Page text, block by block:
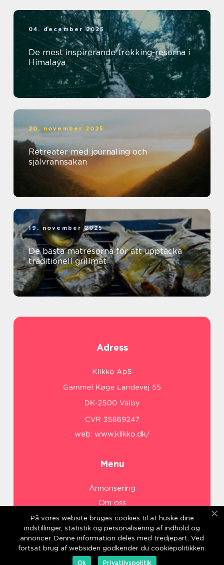
04. december 2025
De mest inspirerande trekking-resorna i
Himalaya
20. november 2025
Retreater med journaling och
självrannsakan
19. november 2025
De bästa matresorna för att upptäcka
traditionell grillmat
Adress
web: www.klikko.dk/
Menu
Annonsering
Om oss
Cookies
Kontakta oss
Sitemap
På vores website bruges cookies til at huske dine
indstillinger, statistik og personalisering af indhold og
annoncer. Denne information deles med tredjepart. Ved
fortsat brug af websiden godkender du cookiepolitikken.
Ok
Privatlivspolitik